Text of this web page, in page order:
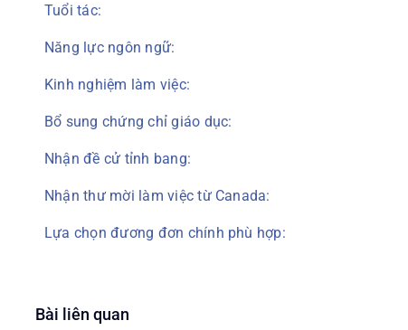
Tuổi tác:
Năng lực ngôn ngữ:
Kinh nghiệm làm việc:
Bổ sung chứng chỉ giáo dục:
Nhận đề cử tỉnh bang:
Nhận thư mời làm việc từ Canada:
Lựa chọn đương đơn chính phù hợp:
Bài liên quan